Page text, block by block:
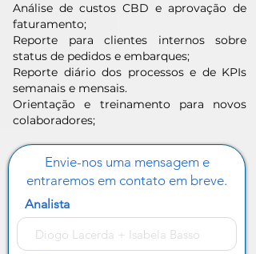
Análise de custos CBD e aprovação de
faturamento;
Reporte para clientes internos sobre
status de pedidos e embarques;
Reporte diário dos processos e de KPIs
semanais e mensais.
Orientação e treinamento para novos
colaboradores;
Envie-nos uma mensagem e
entraremos em contato em breve.
Analista